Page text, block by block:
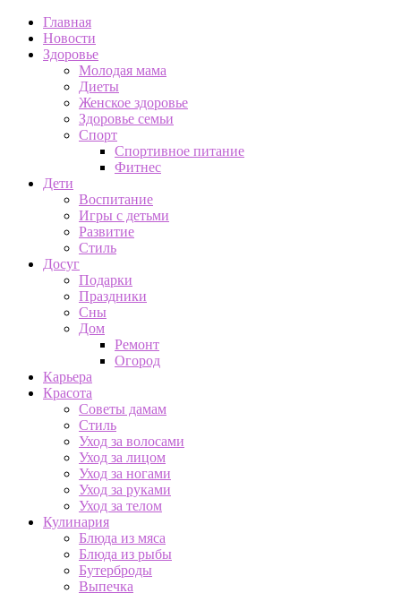
Главная
Новости
Здоровье
Молодая мама
Диеты
Женское здоровье
Здоровье семьи
Спорт
Спортивное питание
Фитнес
Дети
Воспитание
Игры с детьми
Развитие
Стиль
Досуг
Подарки
Праздники
Сны
Дом
Ремонт
Огород
Карьера
Красота
Советы дамам
Стиль
Уход за волосами
Уход за лицом
Уход за ногами
Уход за руками
Уход за телом
Кулинария
Блюда из мяса
Блюда из рыбы
Бутерброды
Выпечка